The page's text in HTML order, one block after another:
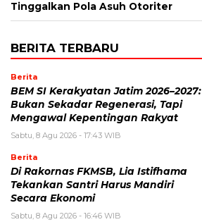
Tinggalkan Pola Asuh Otoriter
BERITA TERBARU
Berita
BEM SI Kerakyatan Jatim 2026–2027:
Bukan Sekadar Regenerasi, Tapi
Mengawal Kepentingan Rakyat
Sabtu, 8 Agu 2026 - 17:43 WIB
Berita
Di Rakornas FKMSB, Lia Istifhama
Tekankan Santri Harus Mandiri
Secara Ekonomi
Sabtu, 8 Agu 2026 - 16:46 WIB